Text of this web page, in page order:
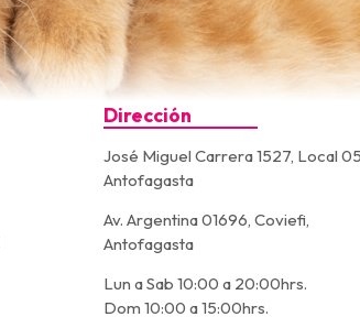
Dirección
José Miguel Carrera 1527, Local
Antofagasta
Av. Argentina 01696, Coviefi,
Antofagasta
Lun a Sab 10:00 a 20:00hrs.
Dom 10:00 a 15:00hrs.